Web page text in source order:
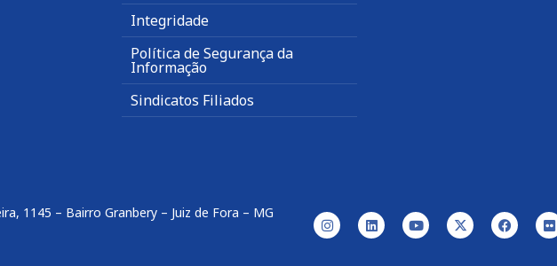
Integridade
Política de Segurança da
Informação
Sindicatos Filiados
1145 – Bairro Granbery – Juiz de Fora – MG